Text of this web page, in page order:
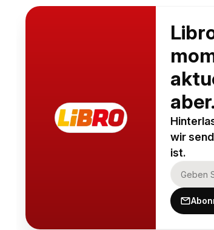
wir
ist.